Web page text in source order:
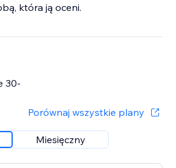
która ją oceni.
30-
Porównaj wszystkie plany
Miesięczny